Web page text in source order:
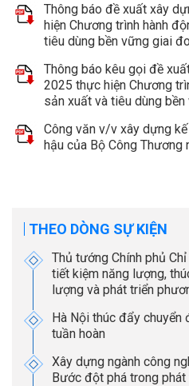
Thông báo đề xuất xây
hiện Chương trình hành
tiêu dùng bền vững giai
Thông báo kêu gọi đề
2025 thực hiện Chương
sản xuất và tiêu dùng
Công văn v/v xây dựng
hậu của Bộ Công Thương
THEO DÒNG SỰ KIỆN
Thủ tướng Chính phủ
tiết kiệm năng lượng,
lượng và phát triển
Hà Nội thúc đẩy chuyển
tuần hoàn
Xây dựng ngành công
Bước đột phá trong